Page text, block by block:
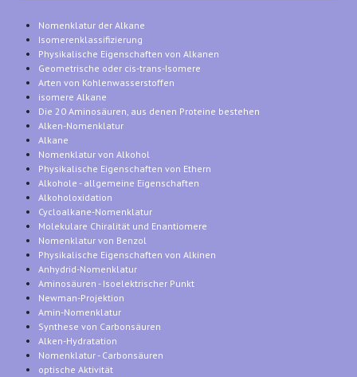
Nomenklatur der Alkane
Isomerenklassifizierung
Physikalische Eigenschaften von Alkanen
Geometrische oder cis-trans-Isomere
Arten von Kohlenwasserstoffen
isomere Alkane
Die 20 Aminosäuren, aus denen Proteine bestehen
Alken-Nomenklatur
Alkane
Nomenklatur von Alkohol
Physikalische Eigenschaften von Ethern
Alkohole - allgemeine Eigenschaften
Alkoholoxidation
Cycloalkane-Nomenklatur
Molekulare Chiralität und Enantiomere
Nomenklatur von Benzol
Physikalische Eigenschaften von Alkinen
Anhydrid-Nomenklatur
Aminosäuren - Isoelektrischer Punkt
Newman-Projektion
Amin-Nomenklatur
Synthese von Carbonsäuren
Alken-Hydratation
Nomenklatur - Carbonsäuren
optische Aktivität